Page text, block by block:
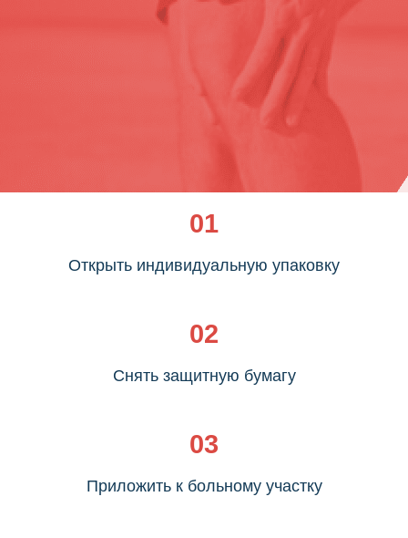
Как
Аргетт
01
Открыть индивидуальную упаковку
02
Снять защитную бумагу
03
Приложить к больному участку